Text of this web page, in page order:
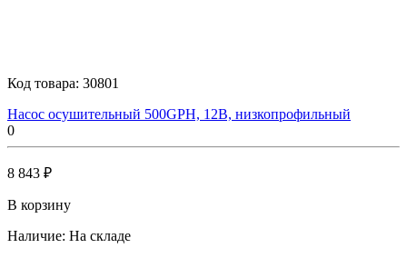
Код товара: 30801
Насос осушительный 500GPH, 12В, низкопрофильный
0
8 843 ₽
В корзину
Наличие: На складе